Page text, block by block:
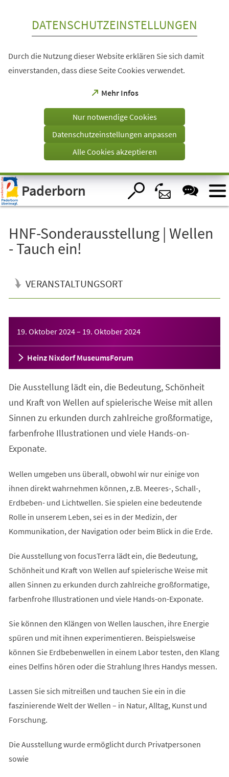
Visuelle
Assistenzsoftware
öffnen.
DATENSCHUTZEINSTELLUNGEN
Durch die Nutzung dieser Website erklären Sie sich damit
einverstanden, dass diese Seite Cookies verwendet.
Mehr Infos
(Öffnet
einem
Tab)
Nur notwendige Cookies
Datenschutzeinstellungen anpassen
Alle Cookies akzeptieren
Paderborn
HNF-Sonderausstellung | Wellen
- Tauch ein!
VERANSTALTUNGSORT
19. Oktober 2024– 19. Oktober 2024
Heinz Nixdorf MuseumsForum
Die Ausstellung lädt ein, die Bedeutung, Schönheit
und Kraft von Wellen auf spielerische Weise mit allen
Sinnen zu erkunden durch zahlreiche großformatige,
farbenfrohe Illustrationen und viele Hands-on-
Exponate.
Wellen umgeben uns überall, obwohl wir nur einige von
ihnen direkt wahrnehmen können, z.B. Meeres-, Schall-,
Erdbeben- und Lichtwellen. Sie spielen eine bedeutende
Rolle in unserem Leben, sei es in der Medizin, der
Kommunikation, der Navigation oder beim Blick in die Erde.
Die Ausstellung von focusTerra lädt ein, die Bedeutung,
Schönheit und Kraft von Wellen auf spielerische Weise mit
allen Sinnen zu erkunden durch zahlreiche großformatige,
farbenfrohe Illustrationen und viele Hands-on-Exponate.
Sie können den Klängen von Wellen lauschen, ihre Energie
spüren und mit ihnen experimentieren. Beispielsweise
können Sie Erdbebenwellen in einem Labor testen, den Klang
eines Delfins hören oder die Strahlung Ihres Handys messen.
Lassen Sie sich mitreißen und tauchen Sie ein in die
faszinierende Welt der Wellen – in Natur, Alltag, Kunst und
Forschung.
Die Ausstellung wurde ermöglicht durch Privatpersonen
sowie